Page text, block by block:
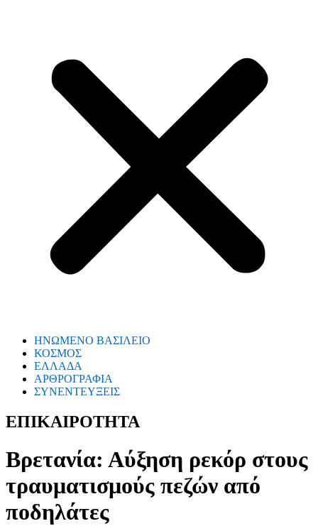
ΗΝΩΜΕΝΟ ΒΑΣΙΛΕΙΟ
ΚΟΣΜΟΣ
ΕΛΛΑΔΑ
ΑΡΘΡΟΓΡΑΦΙΑ
ΣΥΝΕΝΤΕΥΞΕΙΣ
ΕΠΙΚΑΙΡΟΤΗΤΑ
Βρετανία: Αύξηση ρεκόρ στους
τραυματισμούς πεζών από
ποδηλάτες